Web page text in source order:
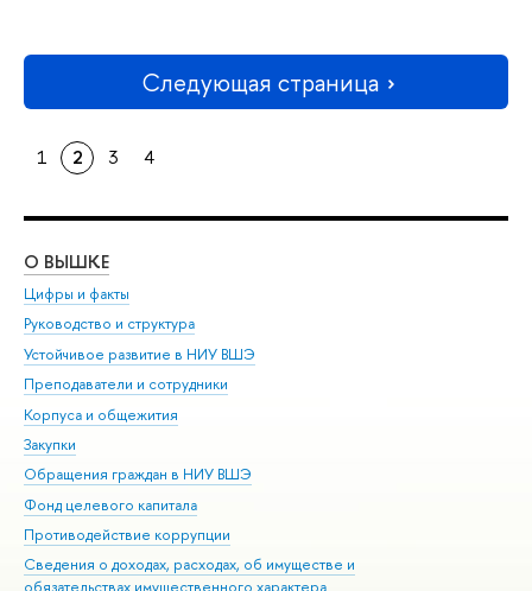
Следующая страница
1 2 3 4
О ВЫШКЕ
Цифры и факты
Руководство и структура
Устойчивое развитие в НИУ ВШЭ
Преподаватели и сотрудники
Корпуса и общежития
Закупки
Обращения граждан в НИУ ВШЭ
Фонд целевого капитала
Противодействие коррупции
Сведения о доходах, расходах, об имуществе и